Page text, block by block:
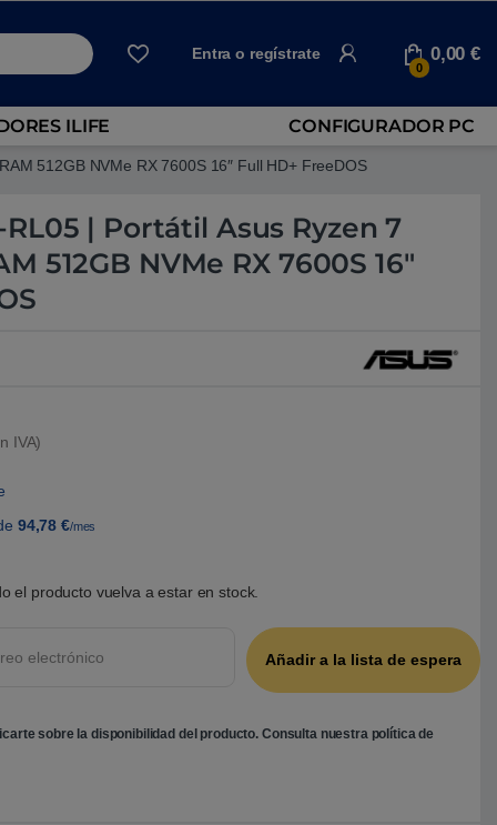
Entra o regístrate
0
0,00€
ILIFE CONFIGURADOR PC
512GB NVMe RX 7600S 16″ Full HD+ FreeDOS
RL05 | Portátil Asus Ryzen 7
512GB NVMe RX 7600S 16″
IVA)
94,78 €/mes
el producto vuelva a estar en stock.
sobre la disponibilidad del producto. Consulta nuestra política de